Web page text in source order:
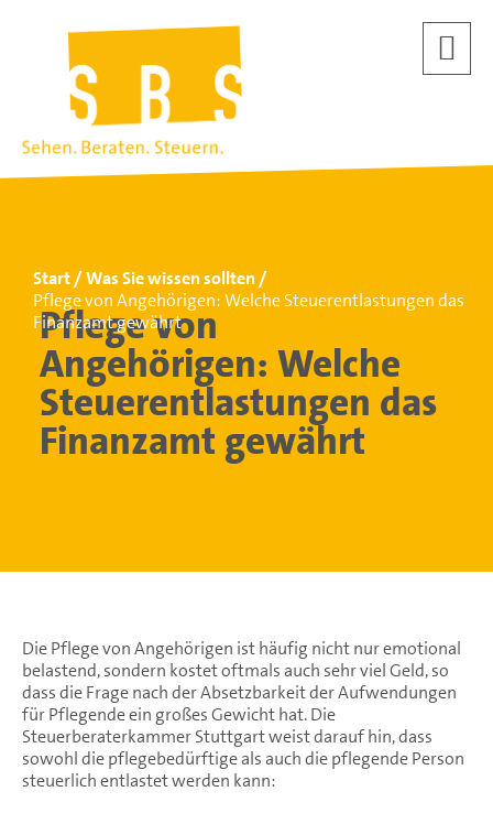
Start
Was Sie wissen sollten
Pflege von Angehörigen: Welche Steuerentlastungen das
Finanzamt gewährt
Pflege von
Angehörigen: Welche
Steuerentlastungen das
Finanzamt gewährt
Die Pflege von Angehörigen ist häufig nicht nur emotional
belastend, sondern kostet oftmals auch sehr viel Geld, so
dass die Frage nach der Absetzbarkeit der Aufwendungen
für Pflegende ein großes Gewicht hat. Die
Steuerberaterkammer Stuttgart weist darauf hin, dass
sowohl die pflegebedürftige als auch die pflegende Person
steuerlich entlastet werden kann: